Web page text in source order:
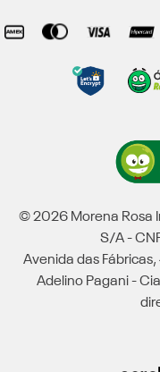
© 2026 Morena Rosa
S/A -
Avenida das
Adelino Pagani -